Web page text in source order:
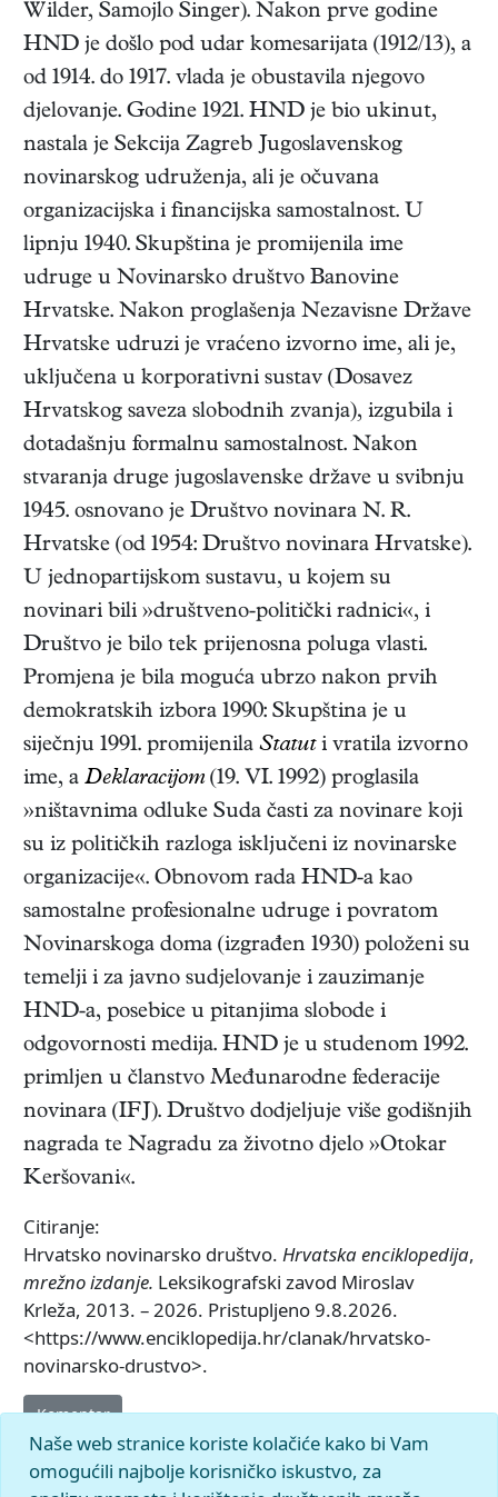
Wilder, Samojlo Singer). Nakon prve godine
HND je došlo pod udar komesarijata (1912/13), a
od 1914. do 1917. vlada je obustavila njegovo
djelovanje. Godine 1921. HND je bio ukinut,
nastala je Sekcija Zagreb Jugoslavenskog
novinarskog udruženja, ali je očuvana
organizacijska i financijska samostalnost. U
lipnju 1940. Skupština je promijenila ime
udruge u Novinarsko društvo Banovine
Hrvatske. Nakon proglašenja Nezavisne Države
Hrvatske udruzi je vraćeno izvorno ime, ali je,
uključena u korporativni sustav (Dosavez
Hrvatskog saveza slobodnih zvanja), izgubila i
dotadašnju formalnu samostalnost. Nakon
stvaranja druge jugoslavenske države u svibnju
1945. osnovano je Društvo novinara N. R.
Hrvatske (od 1954: Društvo novinara Hrvatske).
U jednopartijskom sustavu, u kojem su
novinari bili »društveno-politički radnici«, i
Društvo je bilo tek prijenosna poluga vlasti.
Promjena je bila moguća ubrzo nakon prvih
demokratskih izbora 1990: Skupština je u
siječnju 1991. promijenila Statuti vratila izvorno
ime, a Deklaracijom(19. VI. 1992) proglasila
»ništavnima odluke Suda časti za novinare koji
su iz političkih razloga isključeni iz novinarske
organizacije«. Obnovom rada HND-a kao
samostalne profesionalne udruge i povratom
Novinarskoga doma (izgrađen 1930) položeni su
temelji i za javno sudjelovanje i zauzimanje
HND-a, posebice u pitanjima slobode i
odgovornosti medija. HND je u studenom 1992.
primljen u članstvo Međunarodne federacije
novinara (IFJ). Društvo dodjeljuje više godišnjih
nagrada te Nagradu za životno djelo »Otokar
Keršovani«.
Citiranje:
Hrvatsko novinarsko društvo. Hrvatska enciklopedija,
mrežno izdanje. Leksikografski zavod Miroslav
Krleža, 2013. – 2026. Pristupljeno 9.8.2026.
<https://www.enciklopedija.hr/clanak/hrvatsko-
novinarsko-drustvo>.
Komentar
Naše web stranice koriste kolačiće kako bi Vam
omogućili najbolje korisničko iskustvo, za